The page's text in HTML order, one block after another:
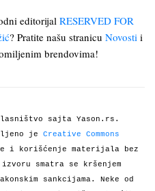
editorijal RESERVED FOR
? Pratite našu stranicu Novosti i
brendovima!
sajta Yason.rs.
je Creative Commons
i korišćenje materijala bez
smatra se kršenjem
sankcijama. Neke od